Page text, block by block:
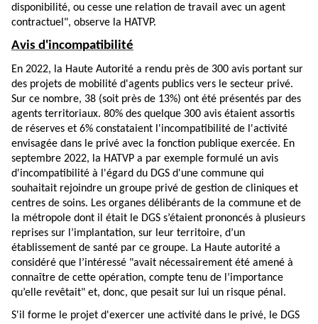
disponibilité, ou cesse une relation de travail avec un agent
contractuel", observe la HATVP.
Avis d'incompatibilité
En 2022, la Haute Autorité a rendu près de 300 avis portant sur
des projets de mobilité d'agents publics vers le secteur privé.
Sur ce nombre, 38 (soit près de 13%) ont été présentés par des
agents territoriaux. 80% des quelque 300 avis étaient assortis
de réserves et 6% constataient l'incompatibilité de l'activité
envisagée dans le privé avec la fonction publique exercée. En
septembre 2022, la HATVP a par exemple formulé un avis
d'incompatibilité à l'égard du DGS d'une commune qui
souhaitait rejoindre un groupe privé de gestion de cliniques et
centres de soins. Les organes délibérants de la commune et de
la métropole dont il était le DGS s’étaient prononcés à plusieurs
reprises sur l’implantation, sur leur territoire, d’un
établissement de santé par ce groupe. La Haute autorité a
considéré que l’intéressé "avait nécessairement été amené à
connaître de cette opération, compte tenu de l’importance
qu’elle revêtait" et, donc, que pesait sur lui un risque pénal.
S'il forme le projet d'exercer une activité dans le privé, le DGS